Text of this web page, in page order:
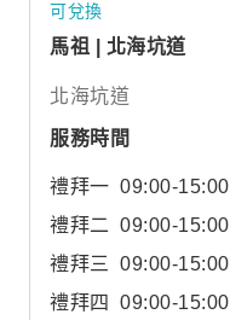
可兌換
馬祖 | 北海坑道
北海坑道
服務時間
禮拜一 09:00-15:00
禮拜二 09:00-15:00
禮拜三
09:00-15:00
禮拜四
09:00-15:00